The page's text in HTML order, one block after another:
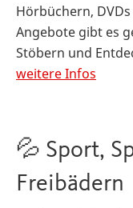
Hörbüchern,
Angebote gibt es
Stöbern und
weitere Infos
💦 Sport,
Freibädern